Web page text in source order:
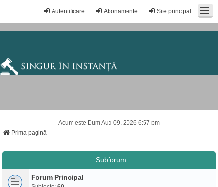
Site principal
Abonamente
Autentificare
Acum este Dum Aug 09, 2026 6:57 pm
Prima pagină
Subforum
Forum Principal